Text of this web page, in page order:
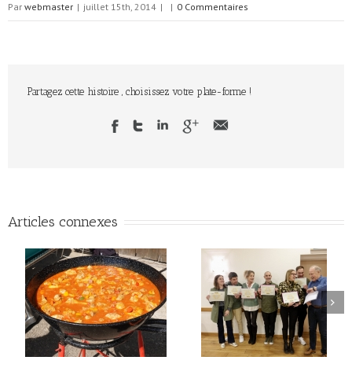
Par webmaster | juillet 15th, 2014 | | 0 Commentaires
Partagez cette histoire , choisissez votre plate-forme !
Articles connexes